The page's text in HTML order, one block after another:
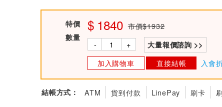
特價 1840 市價$1932
數量
- + 大量報價諮詢 >>
加入購物車 直接結帳 入會
結帳方式： ATM 貨到付款 LinePay 刷卡